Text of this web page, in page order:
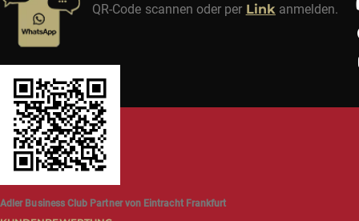
QR-Code scannen oder per Linkanmelden.
Adler Business Club Partner von Eintracht Frankfurt